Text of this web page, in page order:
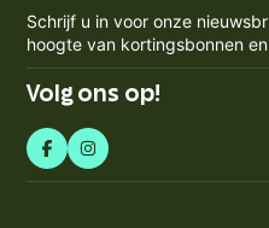
Spaarpunten Programma
Retourneren & Annuleren
Blogs
BTW-nummer:
mailadres
in
Schrijf u in voor onze
hoogte van kortingsbonnen
Volg ons op!